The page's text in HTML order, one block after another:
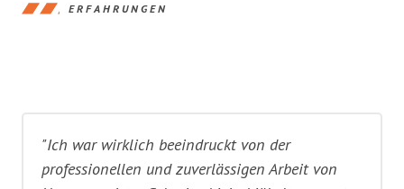
ERFAHRUNGEN
"Ich war wirklich beeindruckt von der
professionellen und zuverlässigen Arbeit von